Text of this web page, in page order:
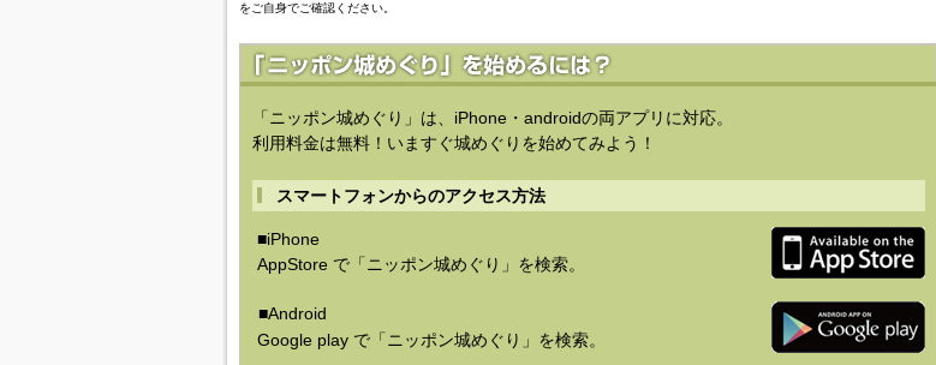
をご自身でご確認ください。
「ニッポン城めぐり」は、iPhone・androidの両アプリに対応。
利用料金は無料！いますぐ城めぐりを始めてみよう！
スマートフォンからのアクセス方法
■iPhone
AppStore で「ニッポン城めぐり」を検索。
■Android
Google play で「ニッポン城めぐり」を検索。